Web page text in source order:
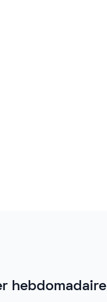
hebdomadaire